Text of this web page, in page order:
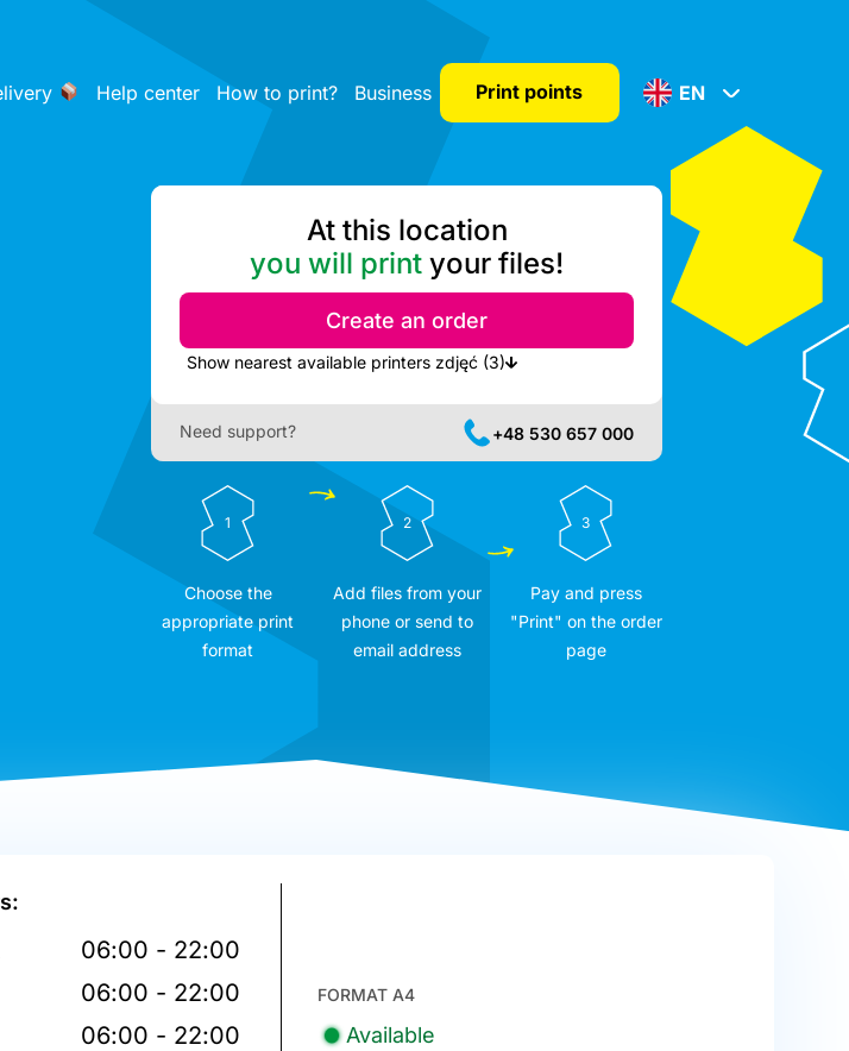
Help center How to print? Business Print points EN
At this location
you will print your files!
Create an order
Show nearest available printers zdjęć (3)
Need support? +48 530 657 000
1
Choose the
appropriate print
format
2
Add files from your
phone or send to
email address
3
Pay and press
"Print" on the order
page
06:00 - 22:00
06:00 - 22:00
06:00 - 22:00
FORMAT A4
Available